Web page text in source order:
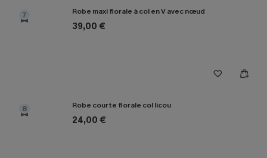
7 Robe maxi florale à col en V avec nœud
39,00 €
8 Robe courte florale col licou
24,00 €